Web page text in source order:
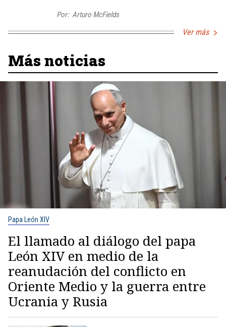
Por: Arturo McFields
Ver más
Más noticias
Papa León XIV
El llamado al diálogo del papa
León XIV en medio de la
reanudación del conflicto en
Oriente Medio y la guerra entre
Ucrania y Rusia